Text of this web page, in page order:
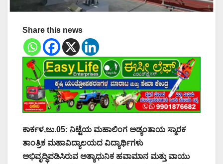
Share this news
ಕಾರ್ಕಳ,ಜು.05: ನಿಟ್ಟೆಯ ಮಹಾಲಿಂಗ ಅಡ್ಯಂತಾಯ ಸ್ಮಾರಕ
ತಾಂತ್ರಿಕ ಮಹಾವಿದ್ಯಾಲಯದ ವಿದ್ಯಾರ್ಥಿಗಳು
ಅಭಿವೃದ್ಧಿಪಡಿಸಿರುವ ಅತ್ಯಾಧುನಿಕ ಹವಾಮಾನ ಮತ್ತು ವಾಯು